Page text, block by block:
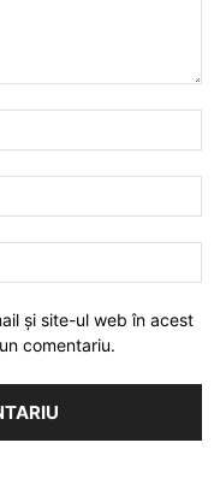
și site-ul web în acest
comentariu.